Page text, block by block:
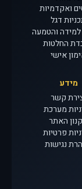
ואקדמיות
דגל
למידה והטמעה
החלטות
אישי
מידע
קשר
מערכת
האתר
פרטיות
נגישות